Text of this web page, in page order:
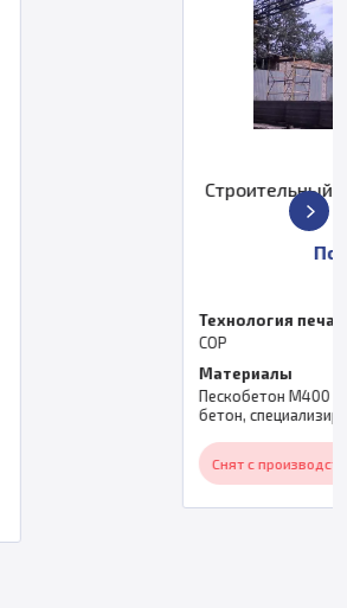
Строительный 3D принтер «АМТ» S-
Пескобетон М400 - М500, геополимерный
бетон, специализированные смеси